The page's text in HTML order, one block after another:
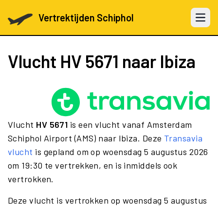
Vertrektijden Schiphol Open
Vlucht HV 5671 naar Ibiza
Vlucht HV 5671 is een vlucht vanaf Amsterdam
Schiphol Airport (AMS) naar Ibiza. Deze Transavia
vlucht is gepland om op woensdag 5 augustus 2026
om 19:30 te vertrekken, en is inmiddels ook
vertrokken.
Deze vlucht is vertrokken op woensdag 5 augustus